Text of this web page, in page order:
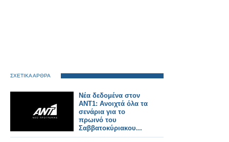
ΣΧΕΤΙΚΑ ΑΡΘΡΑ
Νέα δεδομένα στον
ΑΝΤ1: Ανοιχτά όλα τα
σενάρια για το
πρωινό του
Σαββατοκύριακου...